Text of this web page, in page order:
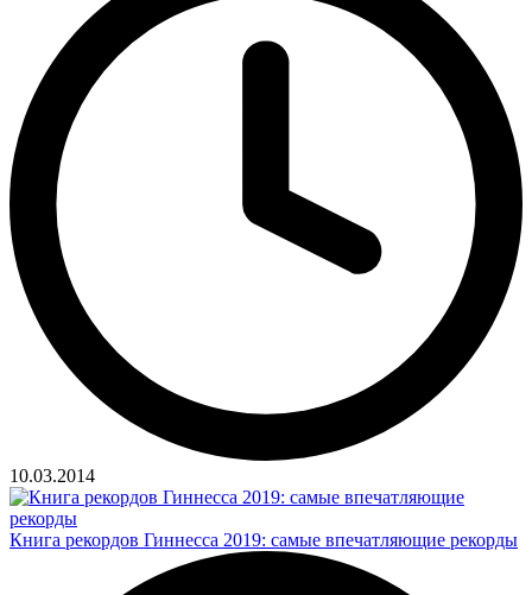
10.03.2014
Книга рекордов Гиннесса 2019: самые впечатляющие рекорды